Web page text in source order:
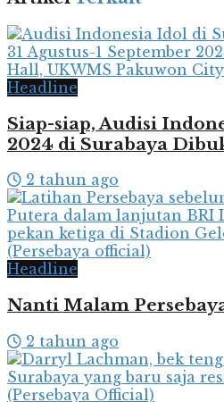
Headline
Siap-siap, Audisi
2024 di Surabaya
2 tahun ago
Headline
Nanti Malam
2 tahun ago